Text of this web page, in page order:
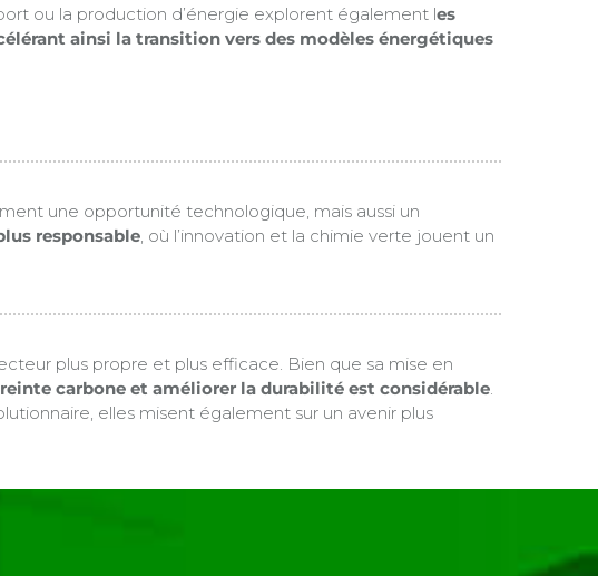
ou la production d’énergie explorent également les
ainsi la transition vers des modèles énergétiques
une opportunité technologique, mais aussi un
responsable, où l’innovation et la chimie verte jouent un
plus propre et plus efficace. Bien que sa mise en
carbone et améliorer la durabilité est considérable.
elles misent également sur un avenir plus